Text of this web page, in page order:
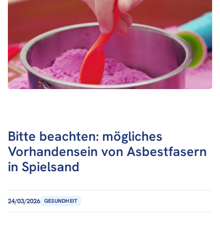
Bitte beachten: mögliches
Vorhandensein von Asbestfasern
in Spielsand
24/03/2026 GESUNDHEIT